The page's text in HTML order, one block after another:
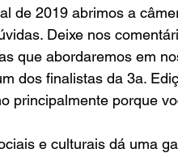
de 2019 abrimos a
Deixe nos
que abordaremos em
dos finalistas da 3a.
principalmente porque
e culturais dá uma